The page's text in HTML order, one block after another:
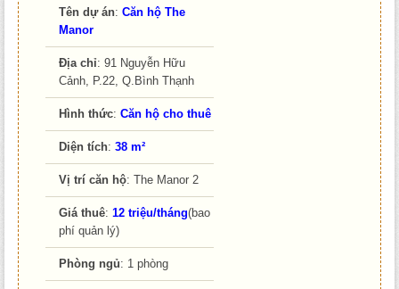
Tên dự án: Căn hộ The
Manor
Địa chỉ: 91 Nguyễn Hữu
Cảnh, P.22, Q.Bình Thạnh
Hình thức: Căn hộ cho thuê
Diện tích: 38 m²
Vị trí căn hộ: The Manor 2
Giá thuê: 12 triệu/tháng(bao
phí quản lý)
Phòng ngủ: 1 phòng